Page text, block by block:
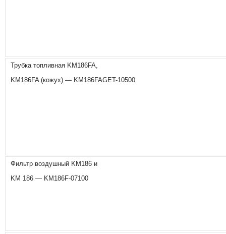
Трубка топливная KM186FA,
KM186FA (кожух) — KM186FAGET-10500
Фильтр воздушный KM186 и
KM 186 — KM186F-07100